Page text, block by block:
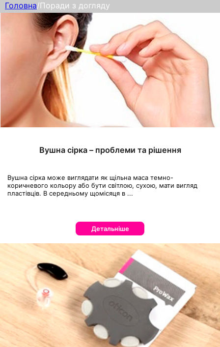
Головна/Поради з догляду
Вушна сірка – проблеми та рішення
Вушна сірка може виглядати як щільна маса темно-
коричневого кольору або бути світлою, сухою, мати вигляд
пластівців. В середньому щомісяця в ...
Детальніше